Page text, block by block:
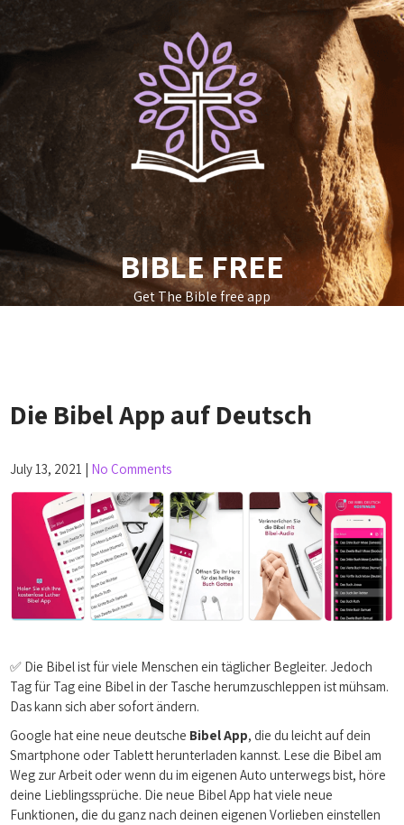
Skip
content
BIBLE FREE
Get The Bible free app
Die Bibel App auf Deutsch
July 13, 2021 | No Comments
✅ Die Bibel ist für viele Menschen ein täglicher Begleiter. Jedoch
Tag für Tag eine Bibel in der Tasche herumzuschleppen ist mühsam.
Das kann sich aber sofort ändern.
Google hat eine neue deutsche Bibel App, die du leicht auf dein
Smartphone oder Tablett herunterladen kannst. Lese die Bibel am
Weg zur Arbeit oder wenn du im eigenen Auto unterwegs bist, höre
deine Lieblingssprüche. Die neue Bibel App hat viele neue
Funktionen, die du ganz nach deinen eigenen Vorlieben einstellen